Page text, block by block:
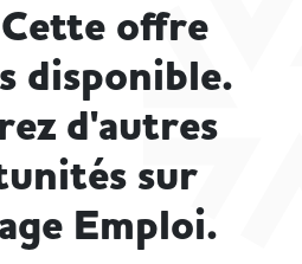
offre
disponible.
d'autres
sur
Emploi.